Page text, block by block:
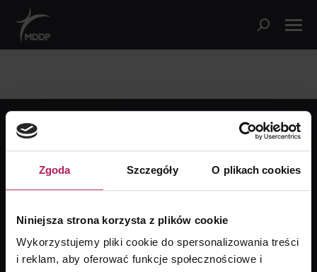
Zgoda Szczegóły O plikach cookies
Niniejsza strona korzysta z plików cookie
Wykorzystujemy pliki cookie do spersonalizowania treści
i reklam, aby oferować funkcje społecznościowe i
© Copyright2026 | MDDP Michalik Dłuska Dziedzic i Partnerzy |
Wszelkie prawa zastrzeżone | Design by
TKM
ul. Senatorska 18a, 00-082 Warszawa
(+48) 22 322 68 88